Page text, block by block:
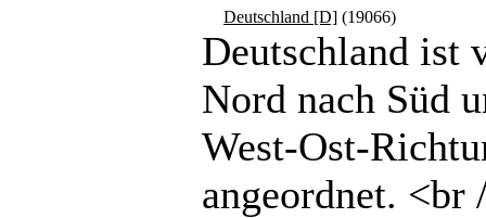
Deutschland [D] (19066)
Deutschland ist
Nord nach Süd
West-Ost-
angeordnet. <br